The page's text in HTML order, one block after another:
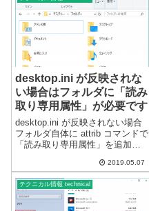
desktop.ini が反映されな
い場合はフォルダに「読み
取り専用属性」が必要です
desktop.ini が反映されない場合
フォルダ自体に attrib コマンドで
「読み取り専用属性」を追加し
ません。・デスクトップ・ドキ
ュメント・お気に入り その他
上記などのフォルダは、普通に
コピーすると日本語...
2019.05.07
テクニカル情報 technical